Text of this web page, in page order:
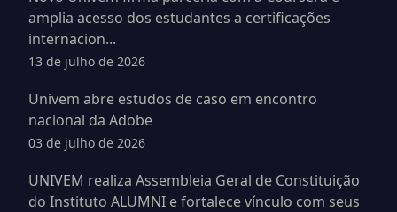
amplia acesso dos estudantes a certificações
internacion...
13 de julho de 2026
Univem abre estudos de caso em encontro
nacional da Adobe
03 de julho de 2026
UNIVEM realiza Assembleia Geral de Constituição
do Instituto ALUMNI e fortalece vínculo com seus